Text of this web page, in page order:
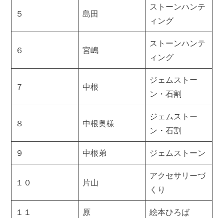
５ 島田
ストーンハンテ
ィング
６ 宮嶋
ストーンハンテ
ィング
７ 中根
ジェムストー
ン・石割
８ 中根奥様
ジェムストー
ン・石割
９ 中根弟 ジェムストーン
１０ 片山
アクセサリーづ
くり
１１ 原 絵本ひろば